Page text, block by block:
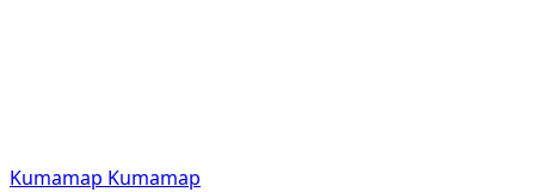
Kumamap Kumamap